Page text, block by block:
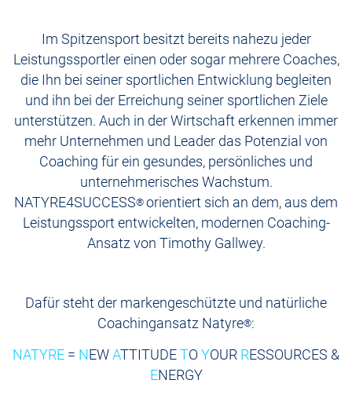
Unverbindliche Anfrage
Im Spitzensport besitzt bereits nahezu jeder
Leistungssportler einen oder sogar mehrere Coaches,
die Ihn bei seiner sportlichen Entwicklung begleiten
und ihn bei der Erreichung seiner sportlichen Ziele
unterstützen. Auch in der Wirtschaft erkennen immer
mehr Unternehmen und Leader das Potenzial von
Coaching für ein gesundes, persönliches und
unternehmerisches Wachstum.
NATYRE4SUCCESS® orientiert sich an dem, aus dem
Leistungssport entwickelten, modernen Coaching-
Ansatz von Timothy Gallwey.
Dafür steht der markengeschützte und natürliche
Coachingansatz Natyre®:
NATYRE = N EW ATTITUDE TO YOUR RESSOURCES &
ENERGY